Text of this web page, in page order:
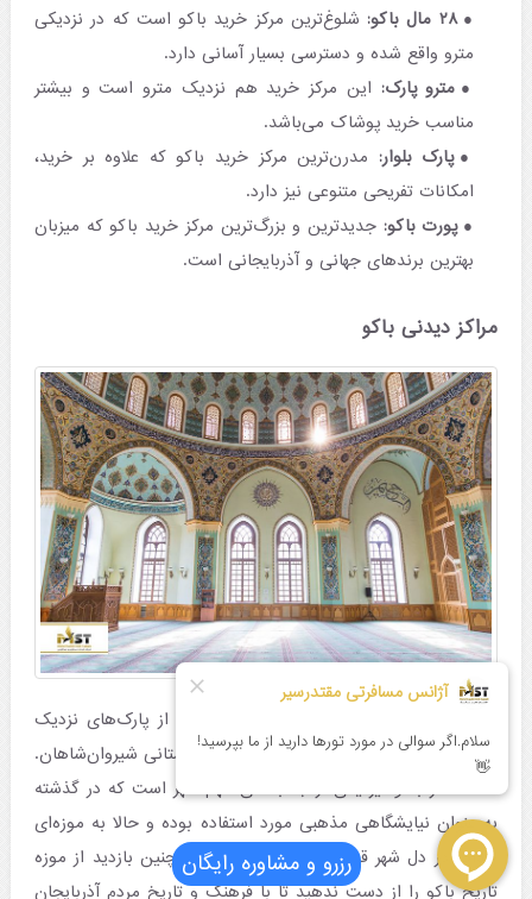
۲۸ مال باکو:
شلوغ‌ترین مرکز خرید باکو است که در نزدیکی
مترو واقع شده و دسترسی بسیار آسانی دارد.
مترو پارک: این مرکز خرید هم نزدیک مترو است و بیشتر
مناسب خرید پوشاک می‌باشد.
پارک بلوار: مدرن‌ترین مرکز خرید باکو که علاوه بر خرید،
امکانات تفریحی متنوعی نیز دارد.
پورت باکو: جدیدترین و بزرگ‌ترین مرکز خرید باکو که میزبان
بهترین برندهای جهانی و آذربایجانی است.
مراکز دیدنی باکو
دیدنی‌های این شهر کوچک بسیار زیاد است. از پارک‌های نزدیک
دریا با نمایی زیبا از دریای خزر گرفته تا کاخ باستانی شیروان‌شاهان.
قلعه دختر باکو نیز یکی از جاذبه‌های مهم شهر است که در گذشته
به عنوان نیایشگاهی مذهبی مورد استفاده بوده و حالا به موزه‌ای
جذاب در دل شهر قدیم تبدیل شده است. همچنین بازدید از موزه
تاریخ باکو را از دست ندهید تا با فرهنگ و تاریخ مردم آذربایجان
رزرو و مشاوره رایگان